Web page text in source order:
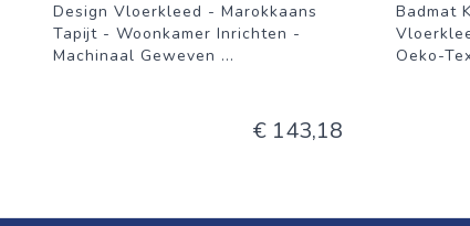
Design Vloerkleed - Marokkaans
Tapijt - Woonkamer Inrichten -
Machinaal Geweven ...
€ 143,18
Badmat
Oeko-